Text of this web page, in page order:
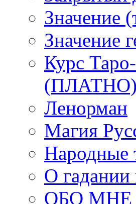
Значение
Значение
Курс
Ленорман
Магия
Народные
О гадании
ОБО МНЕ